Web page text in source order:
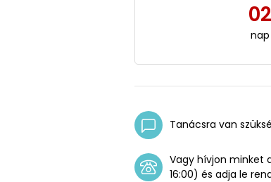
02
nap
Tanácsra van
Vagy hívjon minket
16:00) és adja le